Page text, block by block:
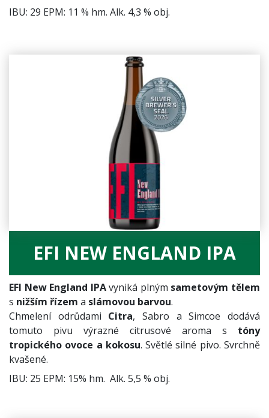
IBU: 29 EPM: 11 % hm. Alk. 4,3 % obj.
EFI NEW ENGLAND IPA
EFI New England IPAvyniká plným sametovým tělem
s nižším řízem a slámovou barvou.
Chmelení odrůdami Citra, Sabro a Simcoe dodává
tomuto pivu výrazné citrusové aroma s tóny
tropického ovoce a kokosu. Světlé silné pivo. Svrchně
kvašené.
IBU: 25 EPM: 15% hm. Alk. 5,5 % obj.